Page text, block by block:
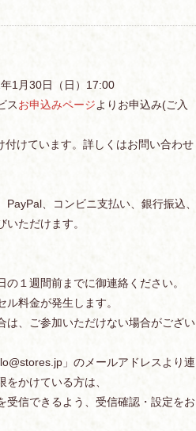
1月30日（日）17:00
スお申込みページよりお申込み(ご入
付けています。詳しくはお問い合わせ
、コンビニ支払い、銀行振込、
ただけます。
１週間前までに御連絡ください。
料金が発生します。
、ご参加いただけない場合がござい
」のメールアドレスより連
かけている方は、
受信できるよう、受信確認・設定をお